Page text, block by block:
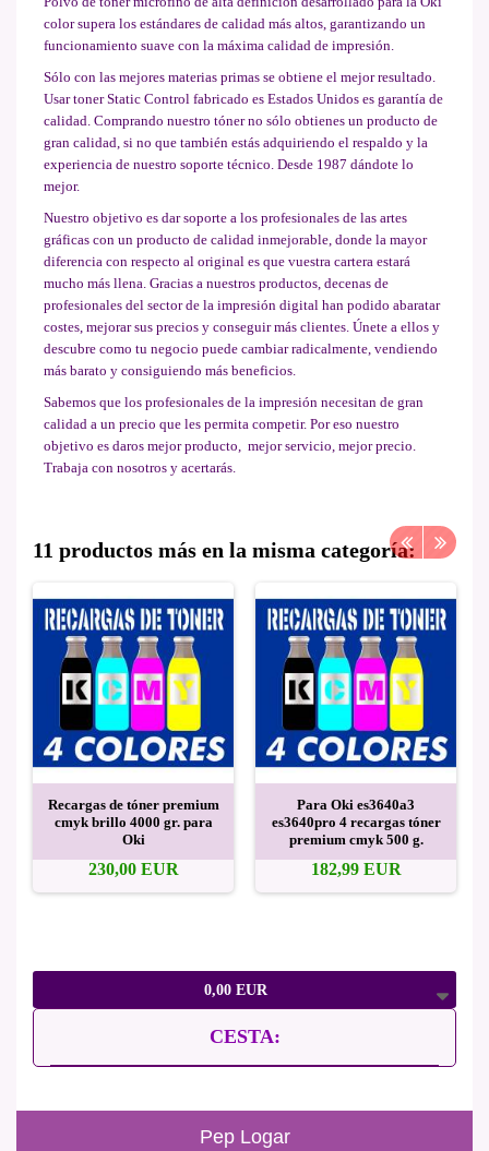
0,00 EUR
CESTA:
colorsupera los estándares de calidad más altos, garantizando un
funcionamiento suave con la máxima calidad de impresión.
Sólo con las mejores materias primas se obtiene el mejor resultado.
Usar toner Static Control fabricado es Estados Unidos es garantía de
calidad. Comprando nuestro tóner no sólo obtienes un producto de
gran calidad, si no que también estás adquiriendo el respaldo y la
experiencia de nuestro soporte técnico. Desde 1987 dándote lo
mejor.
Nuestro objetivo es dar soporte a los profesionales de las artes
gráficas con un producto de calidad inmejorable, donde la mayor
diferencia con respecto al original es que vuestra cartera estará
mucho más llena. Gracias a nuestros productos, decenas de
profesionales del sector de la impresión digital han podido abaratar
costes, mejorar sus precios y conseguir más clientes. Únete a ellos y
descubre como tu negocio puede cambiar radicalmente, vendiendo
más barato y consiguiendo más beneficios.
Sabemos que los profesionales de la impresión necesitan de gran
calidad a un precio que les permita competir. Por eso nuestro
objetivo es daros mejor producto, mejor servicio, mejor precio.
Trabaja con nosotros y acertarás.
11 productos más en la misma categoría:
Recargas de tóner premium
cmyk brillo 4000 gr. para
Oki
230,00 EUR
Para Oki es3640a3
es3640pro 4 recargas tóner
premium cmyk 500 g.
182,99 EUR
Pep Logar